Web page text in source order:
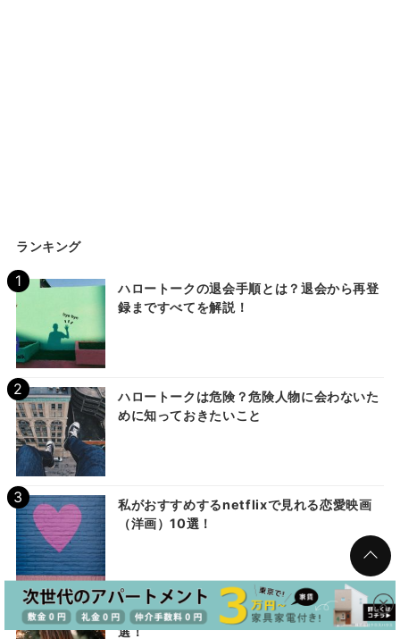
ランキング
ハロートークの退会手順とは？退会から再登
録まですべてを解説！
ハロートークは危険？危険人物に会わないた
めに知っておきたいこと
私がおすすめするnetflixで見れる恋愛映画
（洋画）10選！
超個人的netflixで見れる元気が出る映画10
選！